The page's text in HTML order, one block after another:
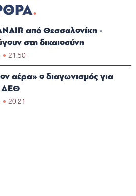
από Θεσσαλονίκη -
στη δικαιοσύνη
21:50
αέρα» ο διαγωνισμός για
ΔΕΘ
20:21